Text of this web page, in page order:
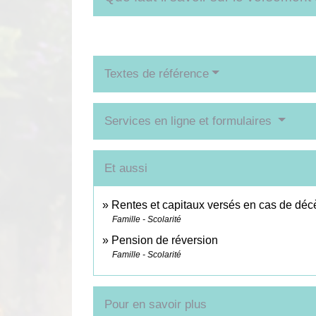
Textes de référence
Services en ligne et formulaires
Et aussi
Rentes et capitaux versés en cas de
Famille - Scolarité
Pension de réversion
Famille - Scolarité
Pour en savoir plus